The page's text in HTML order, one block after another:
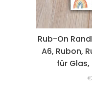
Rub-On
A6, Rubon,
für Glas,
€